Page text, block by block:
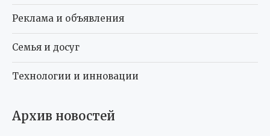
Реклама и объявления
Семья и досуг
Технологии и инновации
Архив новостей